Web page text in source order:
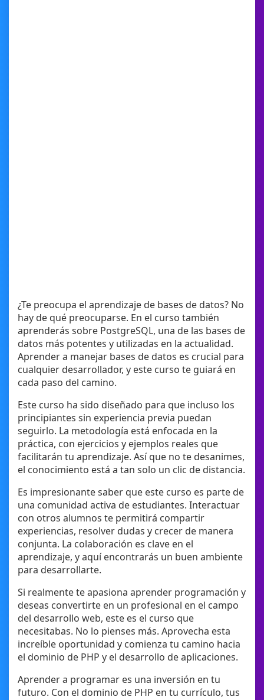
¿Te preocupa el aprendizaje de bases de datos? No
hay de qué preocuparse. En el curso también
aprenderás sobre PostgreSQL, una de las bases de
datos más potentes y utilizadas en la actualidad.
Aprender a manejar bases de datos es crucial para
cualquier desarrollador, y este curso te guiará en
cada paso del camino.
Este curso ha sido diseñado para que incluso los
principiantes sin experiencia previa puedan
seguirlo. La metodología está enfocada en la
práctica, con ejercicios y ejemplos reales que
facilitarán tu aprendizaje. Así que no te desanimes,
el conocimiento está a tan solo un clic de distancia.
Es impresionante saber que este curso es parte de
una comunidad activa de estudiantes. Interactuar
con otros alumnos te permitirá compartir
experiencias, resolver dudas y crecer de manera
conjunta. La colaboración es clave en el
aprendizaje, y aquí encontrarás un buen ambiente
para desarrollarte.
Si realmente te apasiona aprender programación y
deseas convertirte en un profesional en el campo
del desarrollo web, este es el curso que
necesitabas. No lo pienses más. Aprovecha esta
increíble oportunidad y comienza tu camino hacia
el dominio de PHP y el desarrollo de aplicaciones.
Aprender a programar es una inversión en tu
futuro. Con el dominio de PHP en tu currículo, tus